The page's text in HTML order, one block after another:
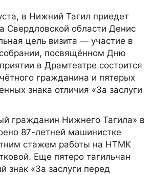
в Нижний Тагил приедет
Свердловской области Денис
цель визита — участие в
посвящённом Дню
в Драмтеатре состоится
гражданина и пятерых
знака отличия «За заслуги
гражданин Нижнего Тагила» в
87-летней машинистке
стажем работы на НТМК
Еще пятеро тагильчан
знак «За заслуги перед